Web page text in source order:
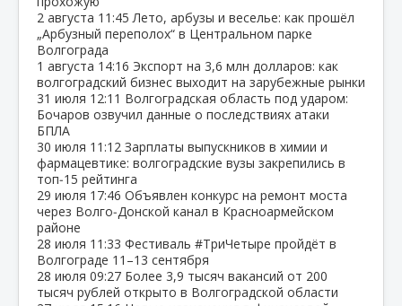
2 августа 11:45 Лето, арбузы и веселье: как прошёл
„Арбузный переполох“ в Центральном парке
Волгограда
1 августа 14:16 Экспорт на 3,6 млн долларов: как
волгоградский бизнес выходит на зарубежные рынки
31 июля 12:11 Волгоградская область под ударом:
Бочаров озвучил данные о последствиях атаки
БПЛА
30 июля 11:12 Зарплаты выпускников в химии и
фармацевтике: волгоградские вузы закрепились в
топ‑15 рейтинга
29 июля 17:46 Объявлен конкурс на ремонт моста
через Волго‑Донской канал в Красноармейском
районе
28 июля 11:33 Фестиваль #ТриЧетыре пройдёт в
Волгограде 11–13 сентября
28 июля 09:27 Более 3,9 тысяч вакансий от 200
тысяч рублей открыто в Волгоградской области